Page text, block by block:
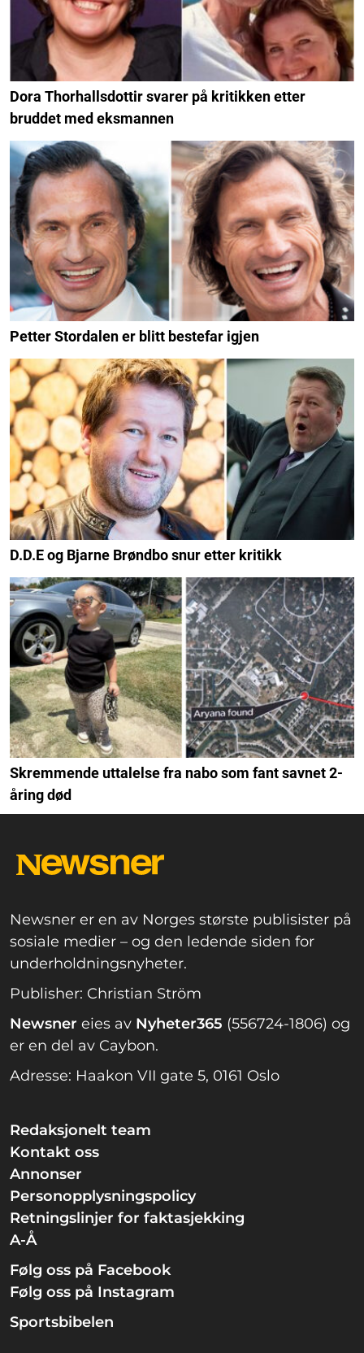
Dora Thorhallsdottir svarer på kritikken etter
bruddet med eksmannen
Petter Stordalen er blitt bestefar igjen
D.D.E og Bjarne Brøndbo snur etter kritikk
Skremmende uttalelse fra nabo som fant savnet 2-
åring død
Newsner er en av Norges største publisister på
sosiale medier – og den ledende siden for
underholdningsnyheter.
Publisher: Christian Ström
Newsner eies av Nyheter365 (556724-1806) og
er en del av Caybon.
Adresse: Haakon VII gate 5, 0161 Oslo
Redaksjonelt team
Kontakt oss
Annonser
Personopplysningspolicy
Retningslinjer for faktasjekking
A-Å
Følg oss på Facebook
Følg oss på Instagram
Sportsbibelen